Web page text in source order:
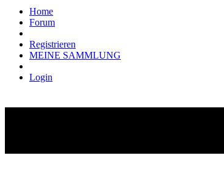
Home
Forum
Registrieren
MEINE SAMMLUNG
Login